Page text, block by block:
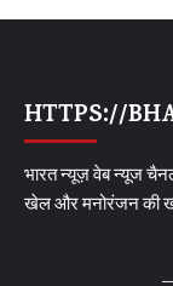
HTTPS://
भारत न्यूज़ वेब न्यूज
खेल और मनोरंजन की